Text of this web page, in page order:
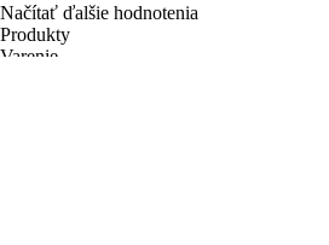
Načítať ďalšie hodnotenia
Produkty
Varenie